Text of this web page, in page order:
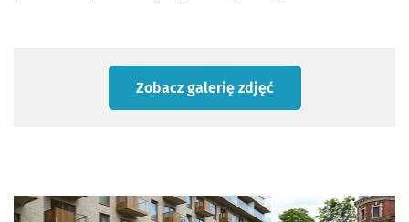
Zobacz galerię zdjęć